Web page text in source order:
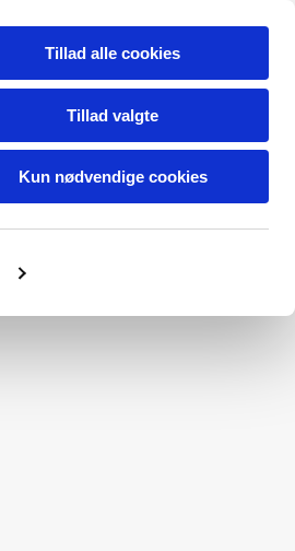
Tillad alle cookies
Tillad valgte
Kun nødvendige cookies